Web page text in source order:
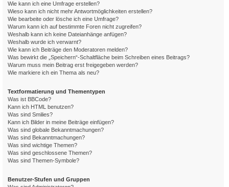
Wie kann ich eine Umfrage erstellen?
Wieso kann ich nicht mehr Antwortmöglichkeiten erstellen?
Wie bearbeite oder lösche ich eine Umfrage?
Warum kann ich auf bestimmte Foren nicht zugreifen?
Weshalb kann ich keine Dateianhänge anfügen?
Weshalb wurde ich verwarnt?
Wie kann ich Beiträge den Moderatoren melden?
Was bewirkt die „Speichern“-Schaltfläche beim Schreiben eines Beitrags?
Warum muss mein Beitrag erst freigegeben werden?
Wie markiere ich ein Thema als neu?
Textformatierung und Thementypen
Was ist BBCode?
Kann ich HTML benutzen?
Was sind Smilies?
Kann ich Bilder in meine Beiträge einfügen?
Was sind globale Bekanntmachungen?
Was sind Bekanntmachungen?
Was sind wichtige Themen?
Was sind geschlossene Themen?
Was sind Themen-Symbole?
Benutzer-Stufen und Gruppen